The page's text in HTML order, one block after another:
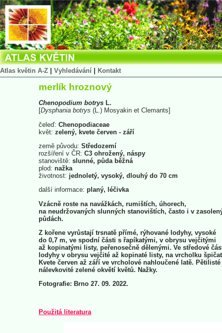
Atlas květin A-Z Vyhledávání Kontakt
merlík hroznový
Chenopodium botrys L.
[Dysphania botrys (L.) Mosyakin et Clemants]
čeleď: Chenopodiaceae
květ: zelený, kvete červen - září
země původu: Středozemí
rozšíření v ČR: C3 ohrožený, náspy
stanoviště: slunné, půda běžná
plod: nažka
životnost: jednoletý, vysoký, dlouhý do 70 cm
další informace: planý, léčivka
Vzácně roste na navážkách, rumištích, úhorech,
na neudržovaných slunných stanovištích, často i v
půdách.
Z kořene vyrůstají trsnatě přímé, rýhované lodyhy, vysoké
do 0,7 m, ve spodní části s řapíkatými, v obrysu vejčitými
až kopinatými listy, peřenosečně dělenými. Ve středové
lodyhy v obrysu vejčité až kopinaté listy, na vrcholku
Kvete červen až září ve vrcholové nahloučené latě. Pětilisté
nálevkovité zelené okvětí květů. Nažky.
Fotografie: Brno 27. 09. 2022.
Použitá literatura